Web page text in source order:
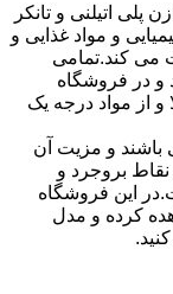
اتیلنی و تانکر
و مواد غذایی و
می کند.تمامی
و در فروشگاه
از مواد درجه یک
گارانتی می باشند و مزیت آن
بروجرد و
این فروشگاه
کرده و مدل